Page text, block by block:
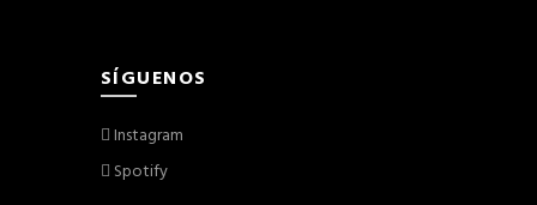
SÍGUENOS
Instagram
Spotify